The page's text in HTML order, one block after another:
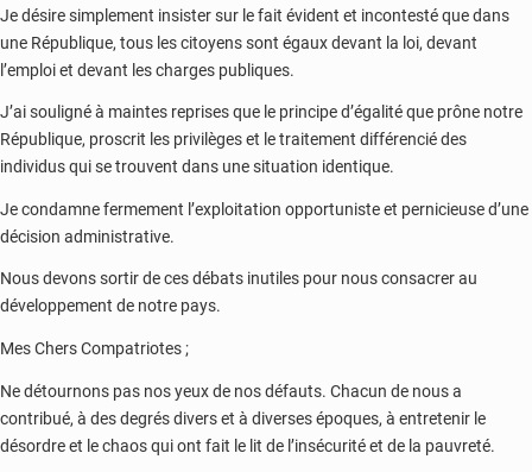
Je désire simplement insister sur le fait évident et incontesté que dans
une République, tous les citoyens sont égaux devant la loi, devant
l’emploi et devant les charges publiques.
J’ai souligné à maintes reprises que le principe d’égalité que prône notre
République, proscrit les privilèges et le traitement différencié des
individus qui se trouvent dans une situation identique.
Je condamne fermement l’exploitation opportuniste et pernicieuse d’une
décision administrative.
Nous devons sortir de ces débats inutiles pour nous consacrer au
développement de notre pays.
Mes Chers Compatriotes ;
Ne détournons pas nos yeux de nos défauts. Chacun de nous a
contribué, à des degrés divers et à diverses époques, à entretenir le
désordre et le chaos qui ont fait le lit de l’insécurité et de la pauvreté.